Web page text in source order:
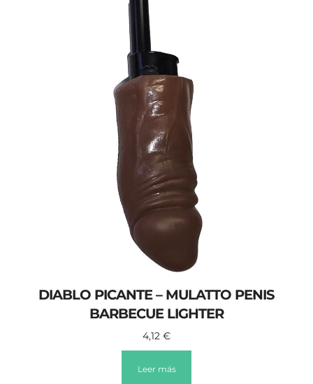
DIABLO PICANTE – MULATTO PENIS
BARBECUE LIGHTER
4,12 €
Leer más